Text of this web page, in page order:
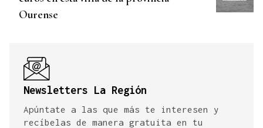
Ourense
Newsletters La Región
Apúntate a las que más te interesen y
recíbelas de manera gratuita en tu